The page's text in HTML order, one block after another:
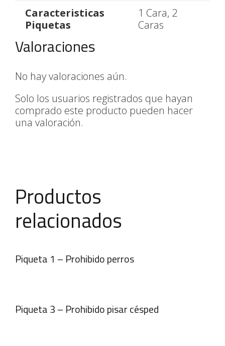
Caracteristicas
Piquetas
1 Cara, 2
Caras
Valoraciones
No hay valoraciones aún.
Solo los usuarios registrados que hayan
comprado este producto pueden hacer
una valoración.
Productos
relacionados
Piqueta 1 – Prohibido perros
Piqueta 3 – Prohibido pisar césped